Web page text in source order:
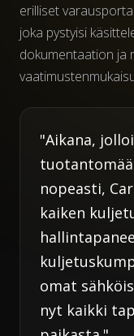
erilliset
joka pystyisi
dokumentaation ja
"Aikana,
nopeasti,
kaiken
omat
nyt kaikki